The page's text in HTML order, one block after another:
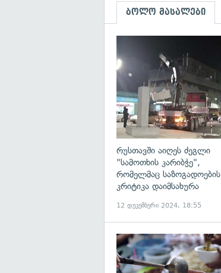
ბოლო მასალები
რუსთავში აიღეს ძეგლი
"სამოთხის კარიბჭე",
რომელმაც საზოგადოების
კრიტიკა დაიმსახურა
12 დეკემბერი 2024, 18:55